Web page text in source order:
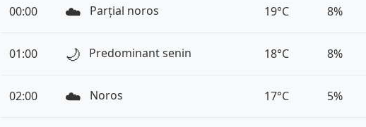
00:00 ☁️ Parțial noros 19°C 8%
01:00 🌙 Predominant senin 18°C 8%
02:00 ☁️ Noros 17°C 5%